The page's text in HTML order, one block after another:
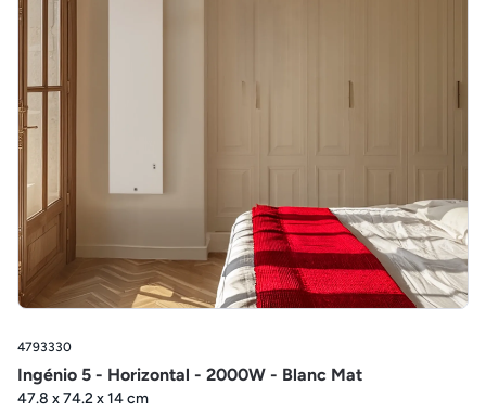
4793330
Ingénio 5 - Horizontal - 2000W - Blanc Mat
47.8 x 74.2 x 14 cm